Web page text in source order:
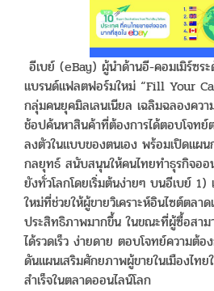
อีเบย์ (eBay) ผู้นำด้านอี-คอมเมิร์ซร
แบรนด์แฟลตฟอร์มใหม่ “Fill Your
กลุ่มคนยุคมิลเลนเนียล เฉลิมฉลองคว
ช้อปค้นหาสินค้าที่ต้องการได้ตอบโจทย์
ลงตัวในแบบของตนเอง พร้อมเปิดแผน
กลยุทธ์ สนับสนุนให้คนไทยทำธุรกิจออ
ยังทั่วโลกโดยเริ่มต้นง่ายๆ บนอีเบย์ 1)
ใหม่ที่ช่วยให้ผู้ขายวิเคราะห์อินไซต์ตลา
ประสิทธิภาพมากขึ้น ในขณะที่ผู้ซื้อสาม
ได้รวดเร็ว ง่ายดาย ตอบโจทย์ความต้
ดันแผนเสริมศักยภาพผู้ขายในเมืองไทย
สำเร็จในตลาดออนไลน์โลก